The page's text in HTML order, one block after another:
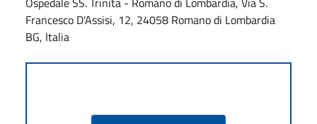
Francesco D'Assisi, 12, 24058 Romano di Lombardia
BG, Italia